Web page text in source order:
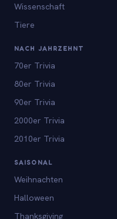
Wissenschaft
Tiere
NACH JAHRZEHNT
70er Trivia
80er Trivia
90er Trivia
2000er Trivia
2010er Trivia
SAISONAL
Weihnachten
Halloween
Thanksgiving